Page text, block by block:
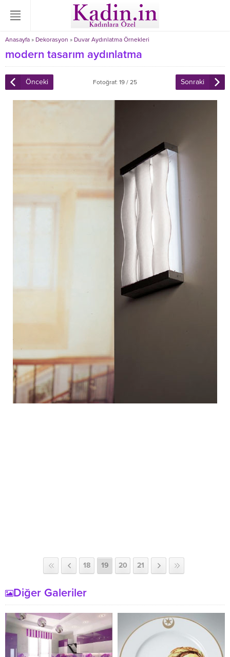
Anasayfa » Dekorasyon » Duvar Aydınlatma Örnekleri
modern tasarım aydınlatma
Önceki Fotoğraf: 19 / 25 Sonraki
18 19 20 21
Diğer Galeriler